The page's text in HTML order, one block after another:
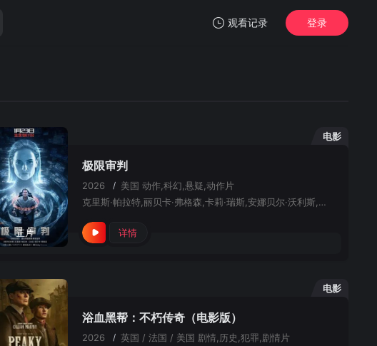
观看记录 登录
电影
正片
极限审判
2026 / 美国 动作,科幻,悬疑,动作片
克里斯·帕拉特,丽贝卡·弗格森,卡莉·瑞斯,安娜贝尔·沃利斯,克里斯·沙利文,凯莱·罗杰斯,杰夫·皮埃尔,拉菲·格拉沃恩,肯尼斯·崔,杰米·麦克布莱德,罗斯·格斯拉,马克·达内里,海顿·道尔顿,迈克尔·C·马洪,诺亚·费恩利,库里·普拉特,杰·杰克逊,马哈茂德·马哈茂德,安雅·阿克斯丁,理查德·赛特伦
详情
电影
浴血黑帮：不朽传奇（电影版）
2026 / 英国 / 法国 / 美国 剧情,历史,犯罪,剧情片